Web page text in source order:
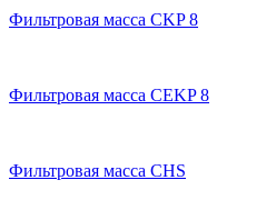
Фильтровая масса CKP 8
Фильтровая масса CEKP 8
Фильтровая масса CHS